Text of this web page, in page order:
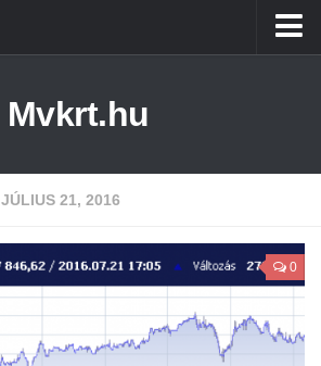
Mvkrt.hu
JÚLIUS 21, 2016
0